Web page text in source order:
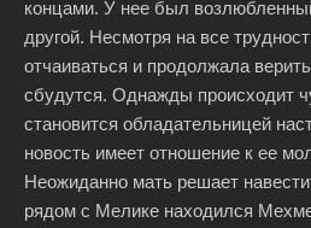
концами. У нее был
другой. Несмотря на все
отчаиваться и продолжала
сбудутся. Однажды происходит
становится обладательницей
новость имеет отношение к ее
Неожиданно мать решает
рядом с Мелике находился